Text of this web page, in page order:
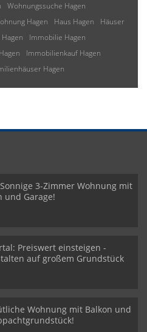
Wohnungssuche Hagen
Hagen Haus Hagen
Häuser
Immobilie Hagen
Immobilienkauf Hagen
Hagen
3-Zimmer Wohnung mit
und Garage!
Preiswert einsteigen -
auf großem Grundstück
Wohnung mit Balkon und